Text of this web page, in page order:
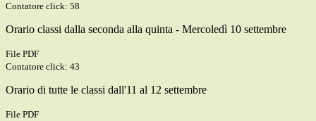
Contatore click: 58
Orario classi dalla seconda alla quinta - Mercoledì 10 settembre
File PDF
Contatore click: 43
Orario di tutte le classi dall'11 al 12 settembre
File PDF